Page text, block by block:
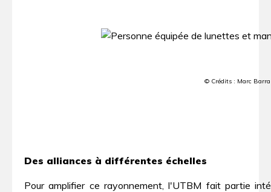
© Crédits : Marc
Des alliances à différentes échelles
Pour amplifier ce rayonnement, l'UTBM fait partie